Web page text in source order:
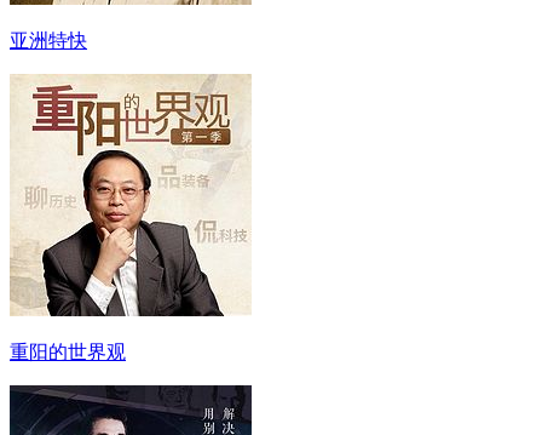
亚洲特快
重阳的世界观